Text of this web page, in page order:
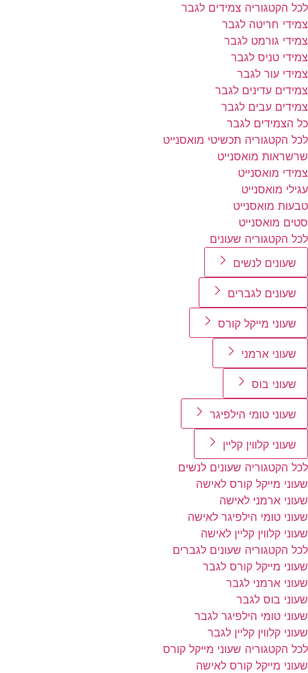
לכל הקטגוריה צמידים לגבר
צמידי חריטה לגבר
צמידי גורמט לגבר
צמידי טניס לגבר
צמידי עור לגבר
צמידים עדינים לגבר
צמידים עבים לגבר
כל הצמידים לגבר
לכל הקטגוריה תכשיטי מואסנייט
שרשראות מואסנייט
צמידי מואסנייט
עגילי מואסנייט
טבעות מואסנייט
סטים מואסנייט
לכל הקטגוריה שעונים
שעונים לנשים
שעונים לגברים
שעוני מייקל קורס
שעוני ארמני
שעוני בוס
שעוני טומי הילפיגר
שעוני קלווין קליין
לכל הקטגוריה שעונים לנשים
שעוני מייקל קורס לאישה
שעוני ארמני לאישה
שעוני טומי הילפיגר לאישה
שעוני קלווין קליין לאישה
לכל הקטגוריה שעונים לגברים
שעוני מייקל קורס לגבר
שעוני ארמני לגבר
שעוני בוס לגבר
שעוני טומי הילפיגר לגבר
שעוני קלווין קליין לגבר
לכל הקטגוריה שעוני מייקל קורס
שעוני מייקל קורס לאישה